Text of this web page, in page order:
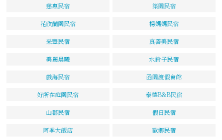
慈惠民宿 築園民宿
花欣蘭園民宿 楊媽媽民宿
采豐民宿 真善美民宿
美麗晨曦 水鈴子民宿
戲海民宿 函園渡假會館
好所在庭園民宿 泰德B&B民宿
山郡民宿 假日民宿
阿季大飯店 歐鄉民宿